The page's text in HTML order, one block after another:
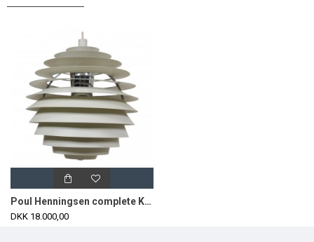
Poul Henningsen complete Kuglen/Louvre Ø60 cm
DKK 18.000,00